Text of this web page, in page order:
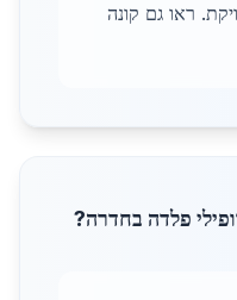
ראו גם קונה
פלדה בחדרה?